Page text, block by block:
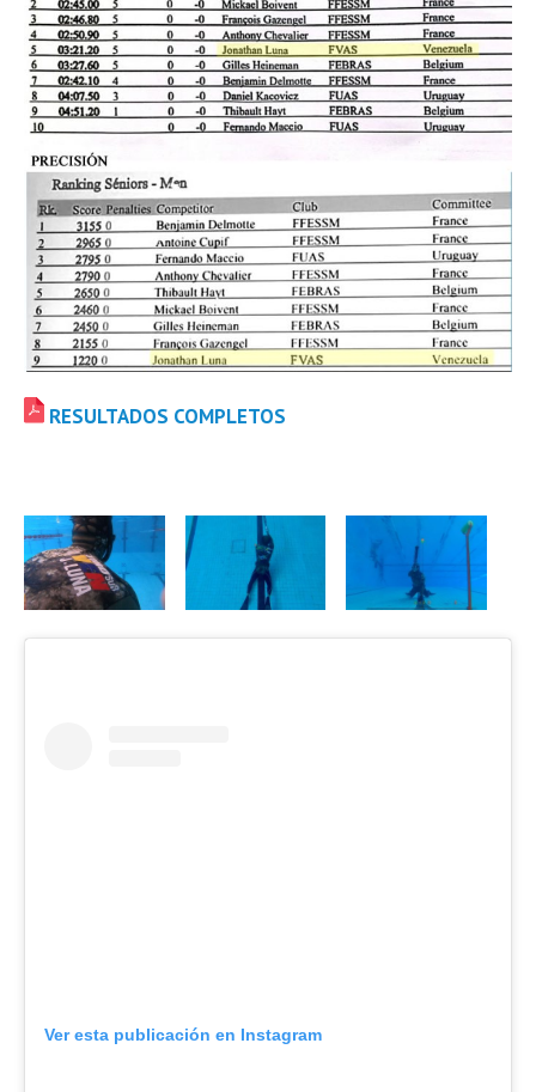
RESULTADOS COMPLETOS
Ver esta publicación en Instagram